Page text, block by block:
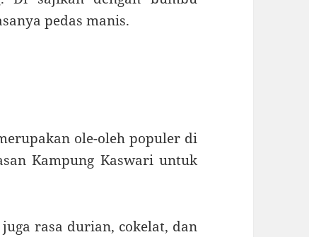
pedas manis.
ole-oleh populer di
Kampung Kaswari untuk
rasa durian, cokelat, dan